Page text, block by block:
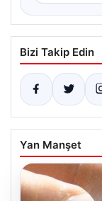
Bizi Takip Edin
Yan Manşet